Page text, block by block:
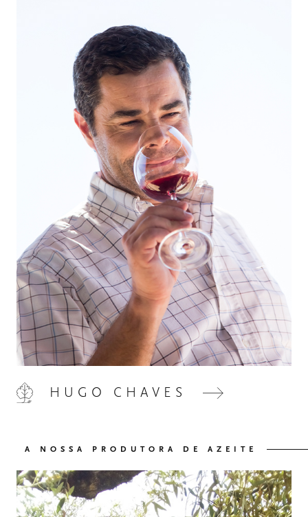
00 HOME
01 QUINTA DE LEMOS
02 AS NOSSAS MÃOS
03 OS NOSSOS VINHOS
HUGO CHAVES
A NOSSA PRODUTORA DE AZEITE